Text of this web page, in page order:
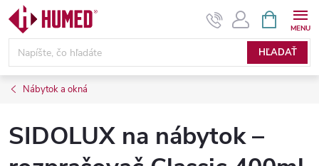
Prejsť
obsah
HĽADAŤ
KOŠÍK
Nábytok a okná
SIDOLUX na nábytok –